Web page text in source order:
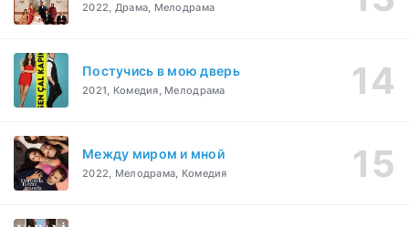
2022, Драма, Мелодрама
Постучись в мою дверь
2021, Комедия, Мелодрама
Между миром и мной
2022, Мелодрама, Комедия